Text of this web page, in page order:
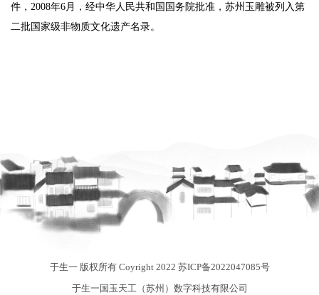
件，2008年6月，经中华人民共和国国务院批准，苏州玉雕被列入第
二批国家级非物质文化遗产名录。
于生一 版权所有 Coyright 2022 苏ICP备2022047085号
于生一国玉天工（苏州）数字科技有限公司